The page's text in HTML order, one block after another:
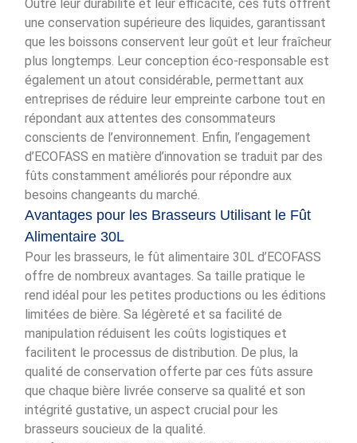
Outre leur durabilité et leur efficacité, ces fûts offrent
une conservation supérieure des liquides, garantissant
que les boissons conservent leur goût et leur fraîcheur
plus longtemps. Leur conception éco-responsable est
également un atout considérable, permettant aux
entreprises de réduire leur empreinte carbone tout en
répondant aux attentes des consommateurs
conscients de l’environnement. Enfin, l’engagement
d’ECOFASS en matière d’innovation se traduit par des
fûts constamment améliorés pour répondre aux
besoins changeants du marché.
Avantages pour les Brasseurs Utilisant le Fût
Alimentaire 30L
Pour les brasseurs, le fût alimentaire 30L d’ECOFASS
offre de nombreux avantages. Sa taille pratique le
rend idéal pour les petites productions ou les éditions
limitées de bière. Sa légèreté et sa facilité de
manipulation réduisent les coûts logistiques et
facilitent le processus de distribution. De plus, la
qualité de conservation offerte par ces fûts assure
que chaque bière livrée conserve sa qualité et son
intégrité gustative, un aspect crucial pour les
brasseurs soucieux de la qualité.